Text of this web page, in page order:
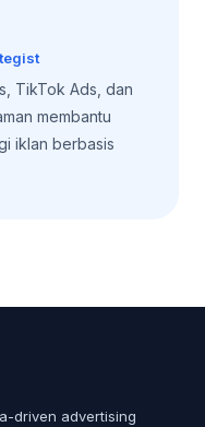
TikTok Ads, dan
membantu
iklan berbasis
driven advertising